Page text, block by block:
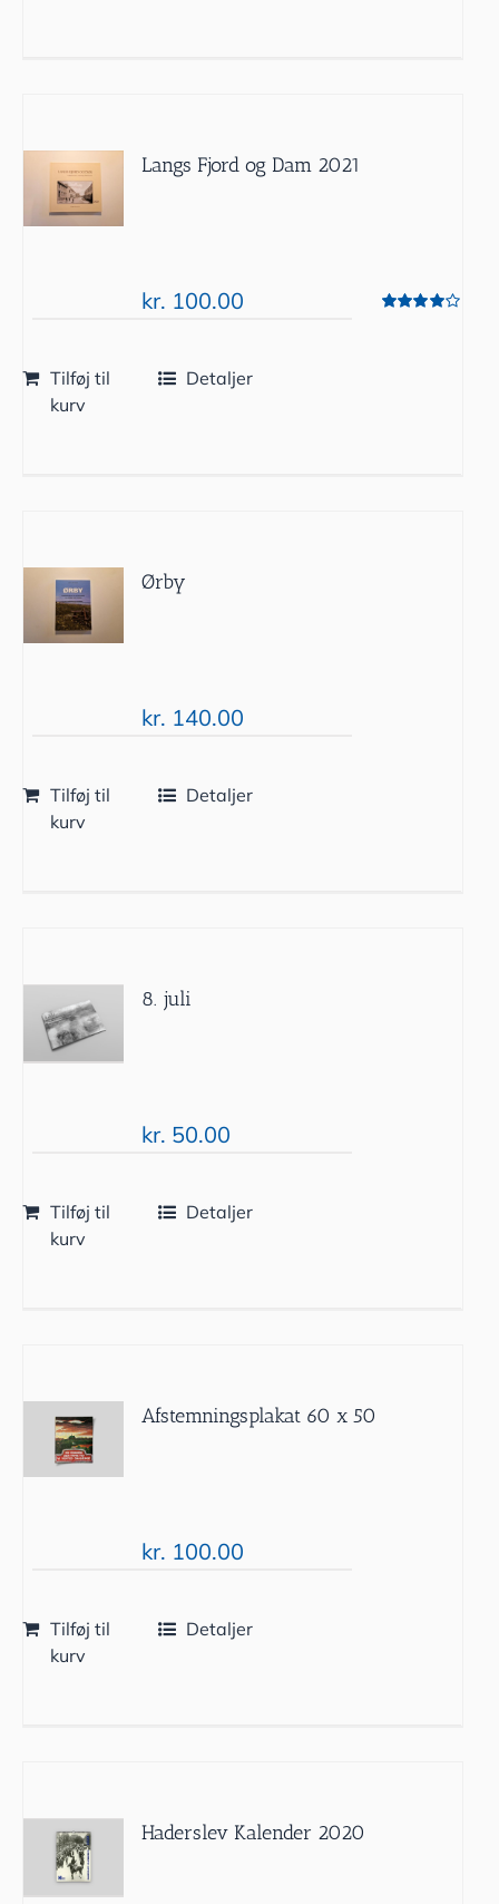
Langs Fjord og Dam 2021
kr. 100.00
Tilføj til
kurv
Detaljer
Ørby
kr. 140.00
Tilføj til
kurv
Detaljer
8. juli
kr. 50.00
Tilføj til
kurv
Detaljer
Afstemningsplakat 60 x 50
kr. 100.00
Tilføj til
kurv
Detaljer
Haderslev Kalender 2020